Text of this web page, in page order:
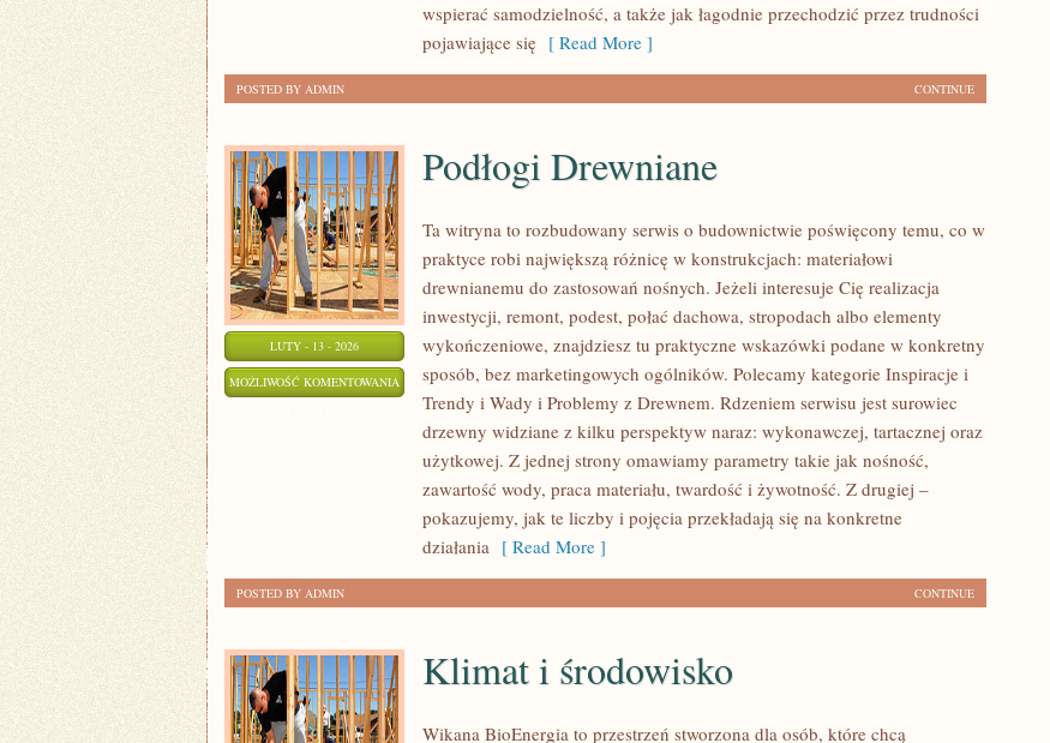
wspierać samodzielność, a także jak łagodnie przechodzić przez trudności
pojawiające się [ Read More ]
CONTINUE
POSTED BY ADMIN
LUTY - 13 - 2026
MOŻLIWOŚĆ KOMENTOWANIA PODŁOGI
DREWNIANE
Podłogi Drewniane
Ta witryna to rozbudowany serwis o budownictwie poświęcony temu, co w
praktyce robi największą różnicę w konstrukcjach: materiałowi
drewnianemu do zastosowań nośnych. Jeżeli interesuje Cię realizacja
inwestycji, remont, podest, połać dachowa, stropodach albo elementy
wykończeniowe, znajdziesz tu praktyczne wskazówki podane w konkretny
sposób, bez marketingowych ogólników. Polecamy kategorie Inspiracje i
Trendy i Wady i Problemy z Drewnem. Rdzeniem serwisu jest surowiec
drzewny widziane z kilku perspektyw naraz: wykonawczej, tartacznej oraz
użytkowej. Z jednej strony omawiamy parametry takie jak nośność,
zawartość wody, praca materiału, twardość i żywotność. Z drugiej –
pokazujemy, jak te liczby i pojęcia przekładają się na konkretne
działania [ Read More ]
CONTINUE
POSTED BY ADMIN
Klimat i środowisko
Wikana BioEnergia to przestrzeń stworzona dla osób, które chcą